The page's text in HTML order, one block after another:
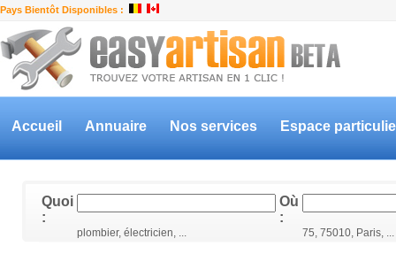
Pays Bientôt Disponibles :
Accueil Annuaire Nos services Espace
Quoi
:
Où
:
plombier, électricien, ... 75, 75010, Paris, ...